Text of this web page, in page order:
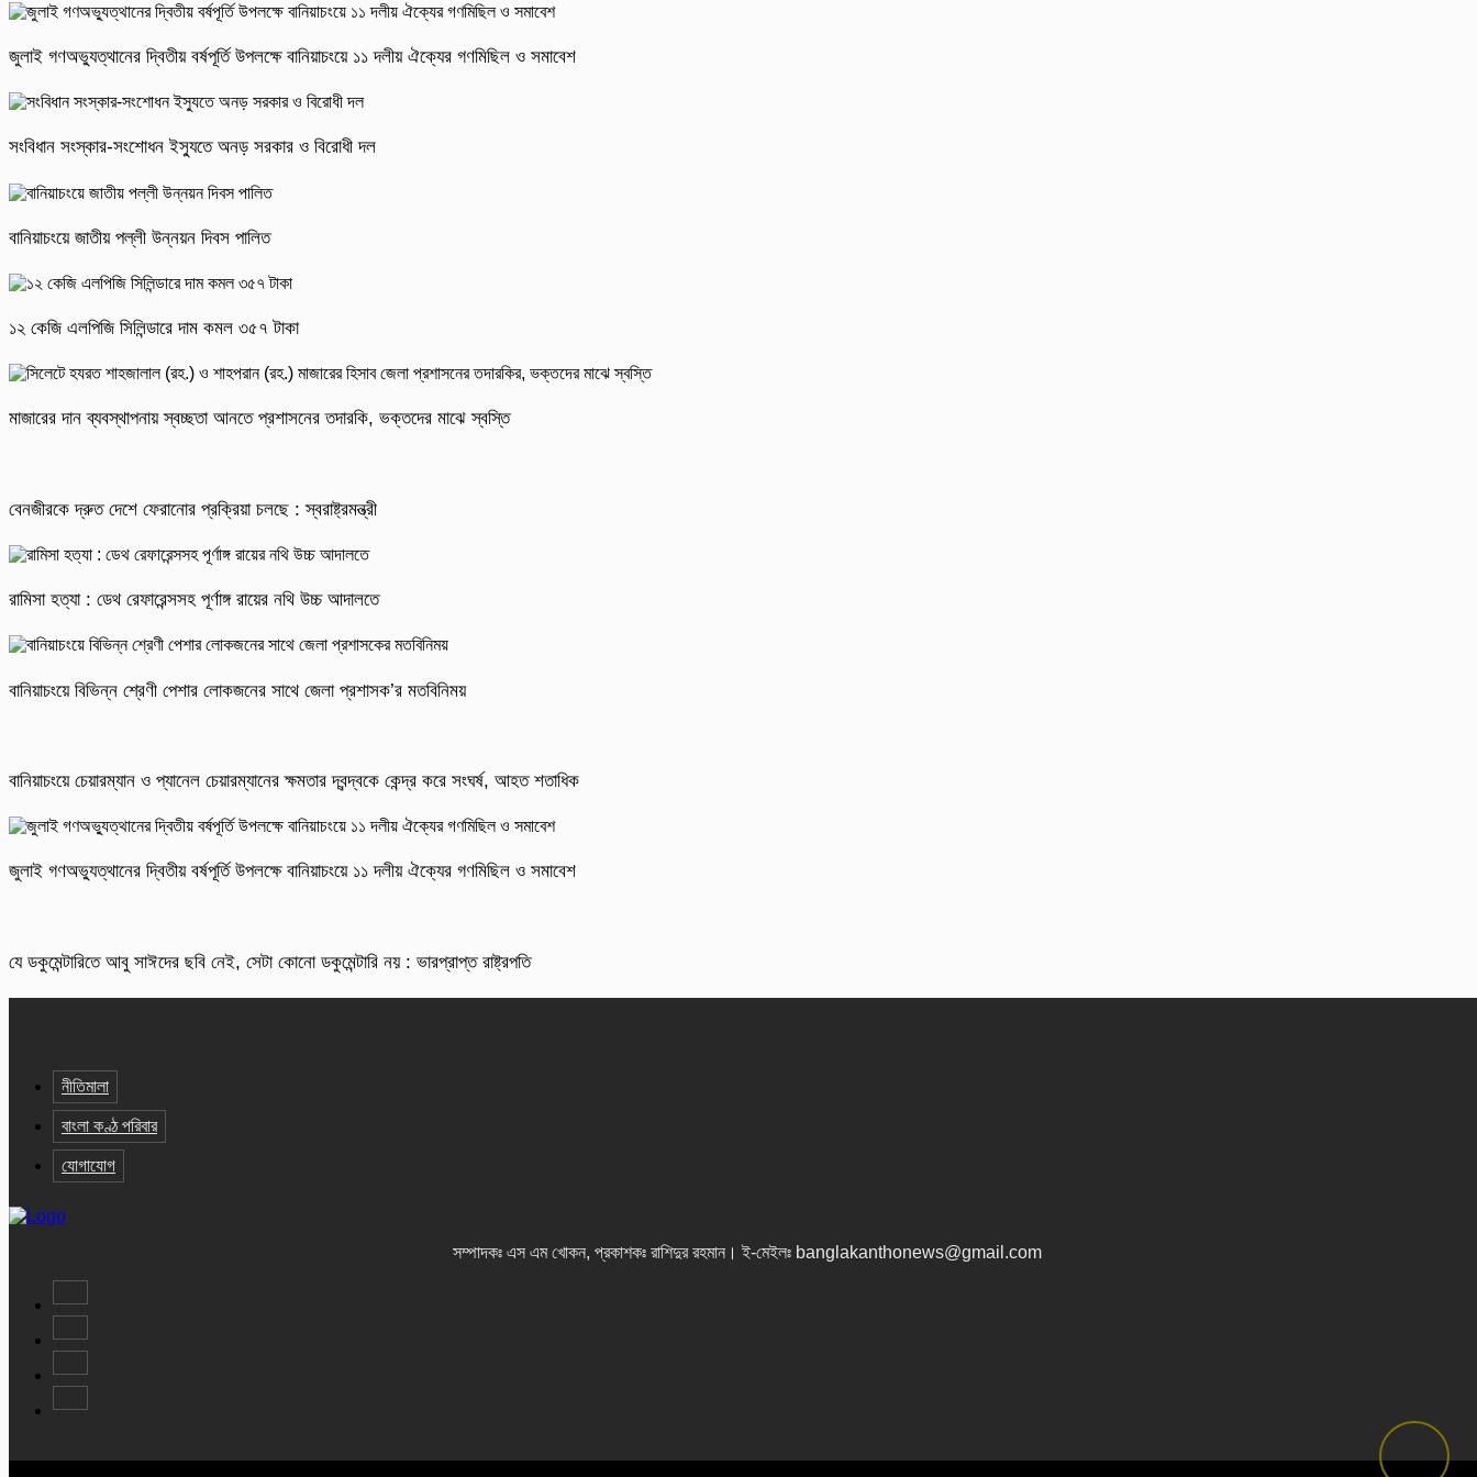
জুলাই গণঅভ্যুত্থানের দ্বিতীয় বর্ষপূর্তি উপলক্ষে বানিয়াচংয়ে ১১ দলীয় ঐক্যের গণমিছিল ও সমাবেশ
সংবিধান সংস্কার-সংশোধন ইস্যুতে অনড় সরকার ও বিরোধী দল
বানিয়াচংয়ে জাতীয় পল্লী উন্নয়ন দিবস পালিত
১২ কেজি এলপিজি সিলিন্ডারে দাম কমল ৩৫৭ টাকা
মাজারের দান ব্যবস্থাপনায় স্বচ্ছতা আনতে প্রশাসনের তদারকি, ভক্তদের মাঝে স্বস্তি
বেনজীরকে দ্রুত দেশে ফেরানোর প্রক্রিয়া চলছে : স্বরাষ্ট্রমন্ত্রী
রামিসা হত্যা : ডেথ রেফারেন্সসহ পূর্ণাঙ্গ রায়ের নথি উচ্চ আদালতে
বানিয়াচংয়ে বিভিন্ন শ্রেণী পেশার লোকজনের সাথে জেলা প্রশাসক’র মতবিনিময়
বানিয়াচংয়ে চেয়ারম্যান ও প্যানেল চেয়ারম্যানের ক্ষমতার দ্বন্দ্বকে কেন্দ্র করে সংঘর্ষ, আহত শতাধিক
জুলাই গণঅভ্যুত্থানের দ্বিতীয় বর্ষপূর্তি উপলক্ষে বানিয়াচংয়ে ১১ দলীয় ঐক্যের গণমিছিল ও সমাবেশ
যে ডকুমেন্টারিতে আবু সাঈদের ছবি নেই, সেটা কোনো ডকুমেন্টারি নয় : ভারপ্রাপ্ত রাষ্ট্রপতি
নীতিমালা
বাংলা কণ্ঠ পরিবার
যোগাযোগ
সম্পাদকঃ এস এম খোকন, প্রকাশকঃ রাশিদুর রহমান । ই-মেইলঃ banglakanthonews@gmail.com